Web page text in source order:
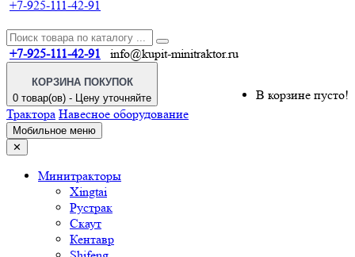
+7-925-111-42-91
+7-925-111-42-91 info@kupit-minitraktor.ru
КОРЗИНА ПОКУПОК
0 товар(ов) - Цену уточняйте
В корзине пусто!
Трактора Навесное оборудование
Мобильное меню
✕
Минитракторы
Xingtai
Рустрак
Скаут
Кентавр